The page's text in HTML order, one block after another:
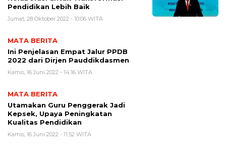
Pendidikan Lebih Baik
Jumat, 28 Oktober 2022 - 10:06 WITA
MATA BERITA
Ini Penjelasan Empat Jalur PPDB
2022 dari Dirjen Pauddikdasmen
Kamis, 16 Juni 2022 - 14:16 WITA
MATA BERITA
Utamakan Guru Penggerak Jadi
Kepsek, Upaya Peningkatan
Kualitas Pendidikan
Kamis, 16 Juni 2022 - 11:52 WITA